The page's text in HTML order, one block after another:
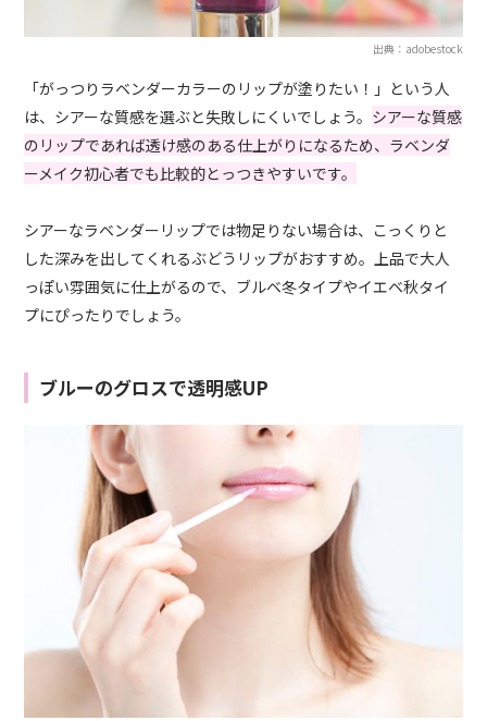
出典：adobestock
「がっつりラベンダーカラーのリップが塗りたい！」という人
は、シアーな質感を選ぶと失敗しにくいでしょう。 シアーな質感
のリップであれば透け感のある仕上がりになるため、ラベンダ
ーメイク初心者でも比較的とっつきやすいです。
シアーなラベンダーリップでは物足りない場合は、こっくりと
した深みを出してくれるぶどうリップがおすすめ。上品で大人
っぽい雰囲気に仕上がるので、ブルベ冬タイプやイエベ秋タイ
プにぴったりでしょう。
ブルーのグロスで透明感UP